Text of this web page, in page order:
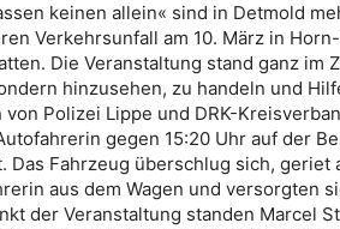
keinen allein« sind in Detmold
Verkehrsunfall am 10. März in
Die Veranstaltung stand ganz im
hinzusehen, zu handeln und
Polizei Lippe und DRK-
gegen 15:20 Uhr auf der
Das Fahrzeug überschlug sich, geriet
aus dem Wagen und versorgten
der Veranstaltung standen Marcel